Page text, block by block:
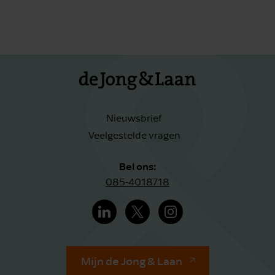
Nieuwsbrief
Veelgestelde vragen
Bel ons:
085-4018718
Mijn de Jong & Laan